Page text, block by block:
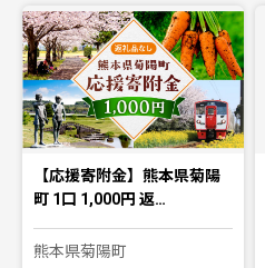
【応援寄附金】熊本県菊陽
町 1口 1,000円 返…
熊本県菊陽町